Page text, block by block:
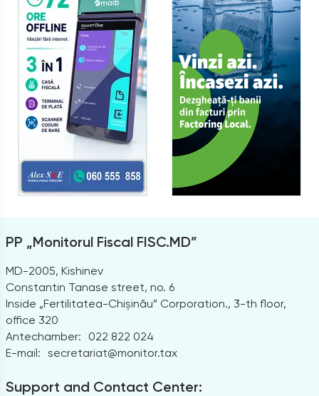
PP „Monitorul Fiscal FISC.MD”
MD-2005, Kishinev
Constantin Tanase street, no. 6
Inside „Fertilitatea-Chișinău” Corporation., 3-th floor,
office 320
Antechamber:
022 822 024
E-mail: secretariat@monitor.tax
Support and Contact Center: